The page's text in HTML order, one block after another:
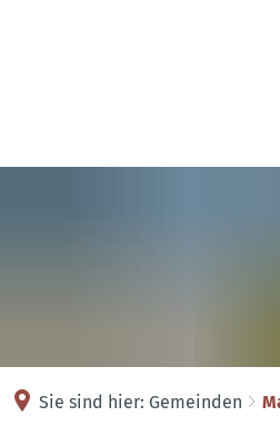
Sie sind hier: Gemeinden